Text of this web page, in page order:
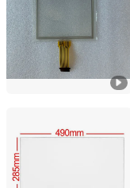
Guangdong, China
Head Sun Co., Ltd.